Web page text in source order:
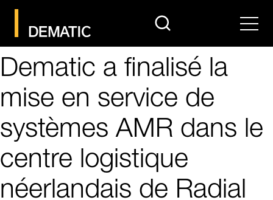
search Menu
Dematic a finalisé la
mise en service de
systèmes AMR dans le
centre logistique
néerlandais de Radial